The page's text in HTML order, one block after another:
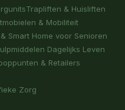
Trapliften & Huisliften
& Mobiliteit
Smart Home voor Senioren
Dagelijks Leven
& Retailers
Zorg